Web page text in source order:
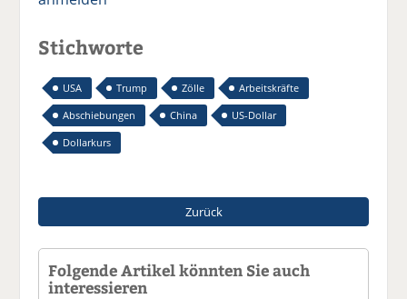
Stichworte
USA Trump Zölle
Arbeitskräfte
Abschiebungen
China
US-Dollar
Dollarkurs
Zurück
Folgende Artikel könnten Sie auch
interessieren